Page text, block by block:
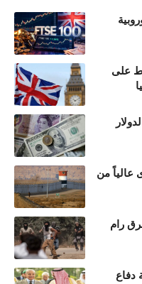
على
عالياً من
رام
دفاع